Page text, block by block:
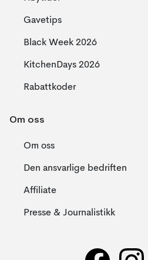
Gavetips
Black Week 2026
KitchenDays 2026
Rabattkoder
Om oss
Om oss
Den ansvarlige bedriften
Affiliate
Presse & Journalistikk